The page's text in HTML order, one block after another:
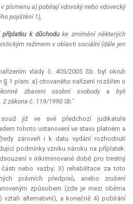
písmenu a) pobírají vdovský nebo vdovecký
pojištění 1),
k důchoduke zmírnění některých
režimem v oblasti sociální (dále jen
vlády č. 405/2005 Sb. byl okruh
1 písm. a) citovaného nařízení rozšířen o
zbaveni osobní svobody a byli
zákona č. 119/1990 Sb."
již ve své předchozí judikatuře
tohoto ustanovení ve stavu platném a
zároveň i k datu vydání rozhodnutí
podmínky vzniku nároku na příplatek:
v inkriminované době pro trestný
nebo vazby; 3) rehabilitace za toto
právních předpisů, anebo zrušení
způsobem (zde je mezi oběma
alternativní), a konečně 4) pobírání